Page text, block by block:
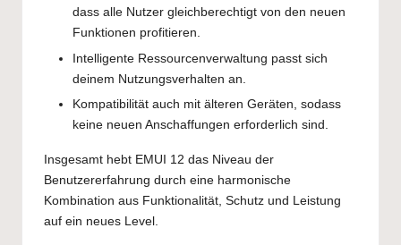
dass alle Nutzer gleichberechtigt von den neuen
Funktionen profitieren.
Intelligente Ressourcenverwaltung passt sich
deinem Nutzungsverhalten an.
Kompatibilität auch mit älteren Geräten, sodass
keine neuen Anschaffungen erforderlich sind.
Insgesamt hebt EMUI 12 das Niveau der
Benutzererfahrung durch eine harmonische
Kombination aus Funktionalität, Schutz und Leistung
auf ein neues Level.